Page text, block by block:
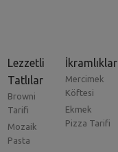
Lezzetli
Tatlılar
Browni
Tarifi
Mozaik
Pasta
İkramlıklar
Mercimek
Köftesi
Ekmek
Pizza Tarifi